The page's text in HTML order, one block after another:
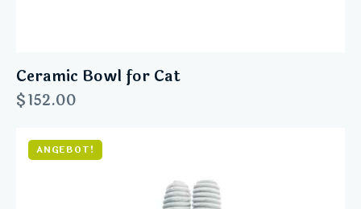
Ceramic Bowl for Cat
$152.00
ANGEBOT!